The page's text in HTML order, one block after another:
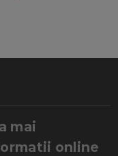
mai
online